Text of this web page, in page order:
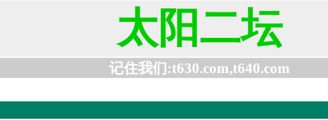
太阳二坛
记住我们:t630.com,t640.com